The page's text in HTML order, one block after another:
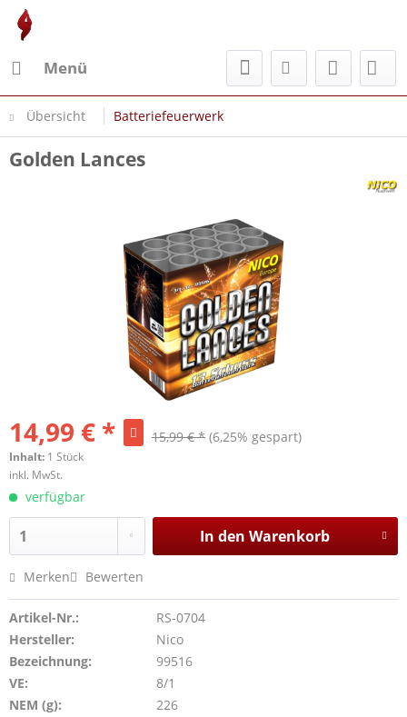
Menü
Übersicht Batteriefeuerwerk
Golden Lances
14,99 € * 15,99 € * (6,25% gespart)
Inhalt: 1 Stück
inkl. MwSt.
verfügbar
In den Warenkorb
Merken Bewerten
Artikel-Nr.:
RS-0704
Hersteller:
Nico
Bezeichnung:
99516
VE:
8/1
NEM (g):
226